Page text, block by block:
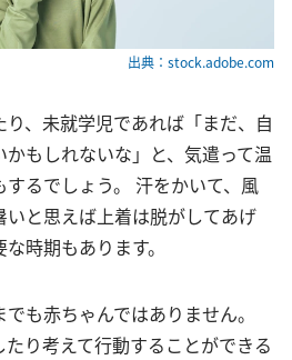
出典：stock.adobe.com
、未就学児であれば「まだ、自
もしれないな」と、気遣って温
るでしょう。 汗をかいて、風
と思えば上着は脱がしてあげ
時期もあります。
も赤ちゃんではありません。
り考えて行動することができる